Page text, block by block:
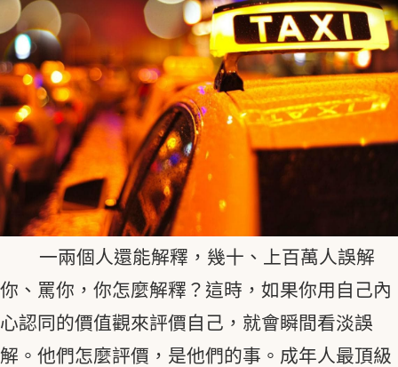
一兩個人還能解釋，幾十、上百萬人誤解
你、罵你，你怎麼解釋？這時，如果你用自己內
心認同的價值觀來評價自己，就會瞬間看淡誤
解。他們怎麼評價，是他們的事。成年人最頂級